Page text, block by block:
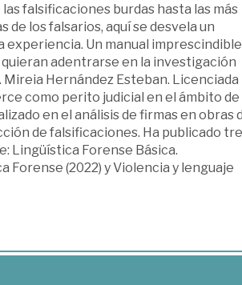
falsificaciones burdas hasta las más
los falsarios, aquí se desvela un
experiencia. Un manual imprescindible
adentrarse en la investigación
Mireia Hernández Esteban. Licenciada
como perito judicial en el ámbito de
en el análisis de firmas en obras
de falsificaciones. Ha publicado
Lingüística Forense Básica.
Forense (2022) y Violencia y lenguaje